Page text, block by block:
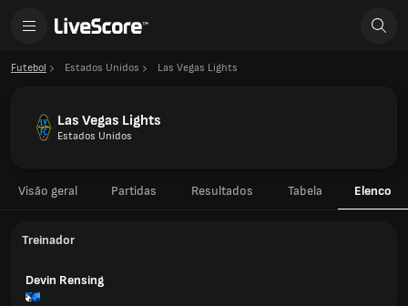
Futebol Estados Unidos Las Vegas Lights
Las Vegas Lights
Estados Unidos
Visão geral Partidas Resultados Tabela Elenco
Treinador
Devin Rensing